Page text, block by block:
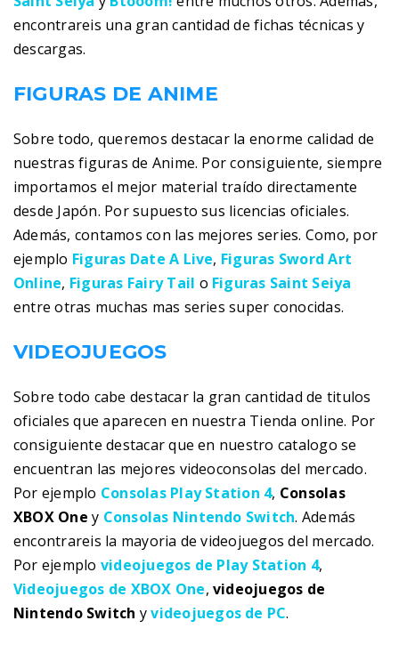
encontrareis una gran cantidad de fichas técnicas y
descargas.
FIGURAS DE ANIME
Sobre todo, queremos destacar la enorme calidad de
nuestras figuras de Anime. Por consiguiente, siempre
importamos el mejor material traído directamente
desde Japón. Por supuesto sus licencias oficiales.
Además, contamos con las mejores series. Como, por
ejemplo Figuras Date A Live, Figuras Sword Art
Online, Figuras Fairy Tail o Figuras Saint Seiya
entre otras muchas mas series super conocidas.
VIDEOJUEGOS
Sobre todo cabe destacar la gran cantidad de titulos
oficiales que aparecen en nuestra Tienda online. Por
consiguiente destacar que en nuestro catalogo se
encuentran las mejores videoconsolas del mercado.
Por ejemplo Consolas Play Station 4, Consolas
XBOX One y Consolas Nintendo Switch. Además
encontrareis la mayoria de videojuegos del mercado.
Por ejemplo videojuegos de Play Station 4,
Videojuegos de XBOX One,videojuegos de
Nintendo Switch yvideojuegos de PC.